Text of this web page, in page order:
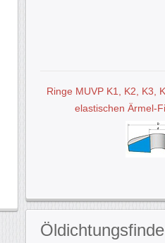
Ringe MUVP K1, K2, K3,
elastischen Ärmel-